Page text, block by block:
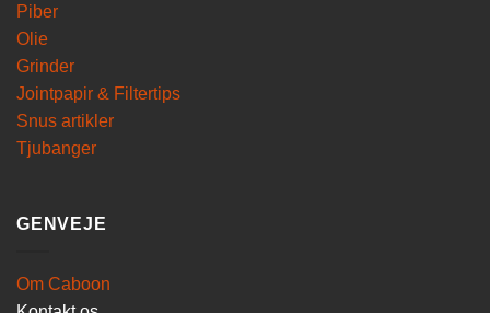
Piber
Olie
Grinder
Jointpapir & Filtertips
Snus artikler
Tjubanger
GENVEJE
Om Caboon